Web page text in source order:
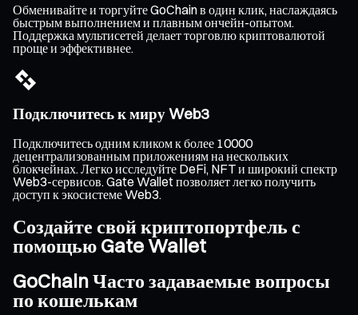
Обменивайте и торгуйте GoChain в один клик, наслаждаясь
быстрым выполнением и плавным ончейн-опытом.
Поддержка мультисетей делает торговлю криптовалютой
проще и эффективнее.
Подключитесь к миру Web3
Подключитесь одним кликом к более 10000
децентрализованным приложениям на нескольких
блокчейнах. Легко исследуйте DeFi, NFT и широкий спектр
Web3-сервисов. Gate Wallet позволяет легко получить
доступ к экосистеме Web3.
Создайте свой криптопортфель с
помощью Gate Wallet
GoChain Часто задаваемые вопросы
по кошелькам